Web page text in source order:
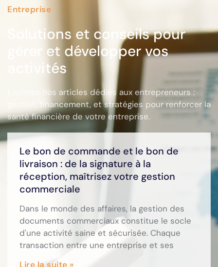
Entreprise
Solutions et conseils pour
gérer et développer vos
activités
Explorez nos articles dédiés aux entrepreneurs :
gestion, financement, et stratégies pour renforcer la
santé financière de votre entreprise.
Le bon de commande et le bon de
livraison : de la signature à la
réception, maîtrisez votre gestion
commerciale
Dans le monde des affaires, la gestion des
documents commerciaux constitue le socle
d'une activité saine et sécurisée. Chaque
transaction entre une entreprise et ses
Lire la suite »